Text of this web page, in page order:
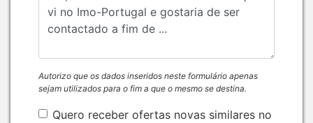
Autorizo que os dados inseridos neste formulário apenas
sejam utilizados para o fim a que o mesmo se destina.
Quero receber ofertas novas similares no